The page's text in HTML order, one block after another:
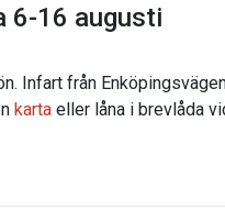
6-16 augusti
Infart från
karta eller låna i brevlåda